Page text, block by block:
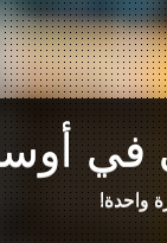
في
واحدة!